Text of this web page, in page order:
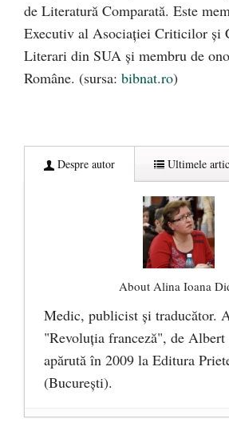
de Literatură Comparată. Este
Executiv al Asociaţiei Criticilor şi
Literari din SUA şi membru de
Române. (sursa: bibnat.ro)
Despre autor Ultimele
About Alina Ioana
Medic, publicist şi traducător.
"Revoluţia franceză", de Albert
apărută în 2009 la Editura
(Bucureşti).